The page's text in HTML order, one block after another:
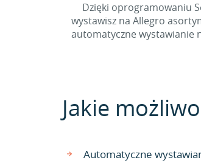
Dzięki oprogramowaniu
wystawisz na Allegro
automatyczne wystawianie
Jakie
Automatyczne